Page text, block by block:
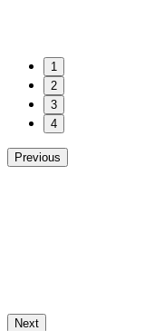
1
2
3
4
Previous
Next